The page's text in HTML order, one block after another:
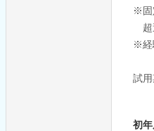
※固
超
※経
試
初